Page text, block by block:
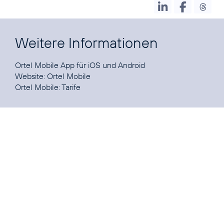
Weitere Informationen
Ortel Mobile App für iOS und Android
Website: Ortel Mobile
Ortel Mobile:Tarife